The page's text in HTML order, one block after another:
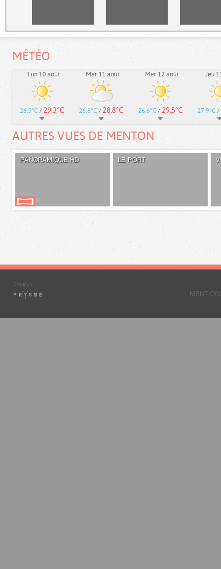
MÉTÉO
Lun 10 août
26.5°C / 29.3°C
Mar 11 août
26.8°C / 28.8°C
Mer 12 août
26.6°C / 29.5°C
Jeu
27.9°C /
AUTRES VUES DE MENTON
PANORAMIQUE HD LE PORT